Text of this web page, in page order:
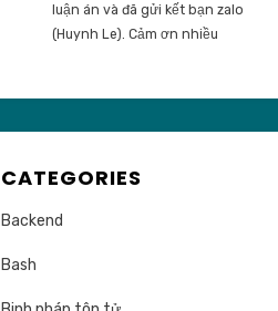
luận án và đã gửi kết bạn zalo
(Huynh Le). Cảm ơn nhiều
CATEGORIES
Backend
Bash